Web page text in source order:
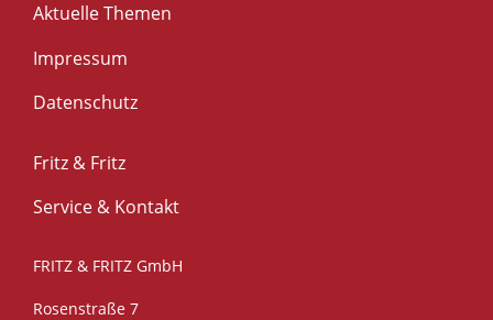
Aktuelle Themen
Impressum
Datenschutz
Fritz & Fritz
Service & Kontakt
FRITZ & FRITZ GmbH
Rosenstraße 7